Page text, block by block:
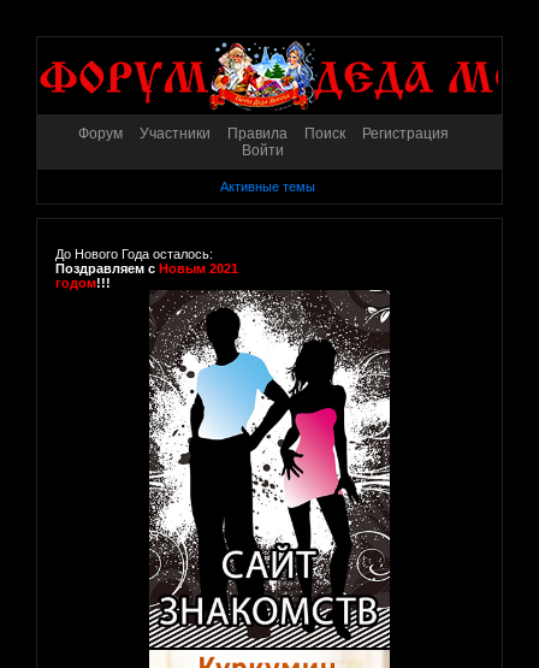
Форум Участники Правила Поиск
Регистрация
Войти
Активные темы
До Нового Года осталось:
Поздравляем с Новым 2021
годом!!!